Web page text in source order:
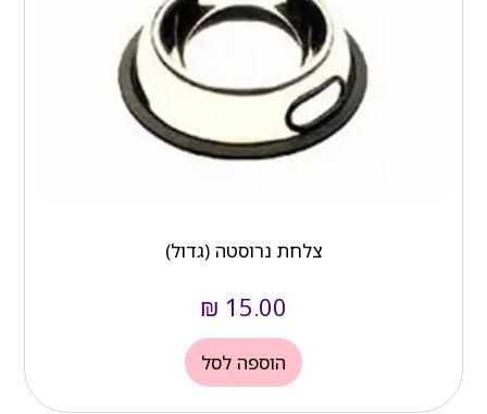
צלחת נרוסטה (גדול)
₪ 15.00
הוספה לסל